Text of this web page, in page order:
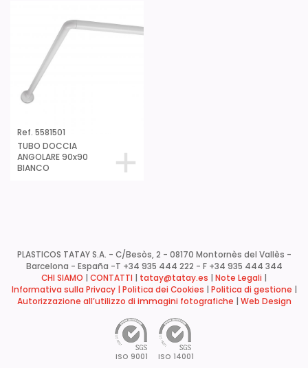
Ref. 5581501
TUBO DOCCIA
ANGOLARE 90x90
BIANCO
PLASTICOS TATAY S.A. - C/Besòs, 2 - 08170 Montornès del Vallès -
Barcelona - España -T +34 935 444 222 - F +34 935 444 344
CHI SIAMO
CONTATTI tatay@tatay.es Note Legali
Informativa sulla Privacy | Politica dei Cookies Politica di gestione
Autorizzazione all’utilizzo di immagini fotografiche
Web Design
ISO 9001 ISO 14001